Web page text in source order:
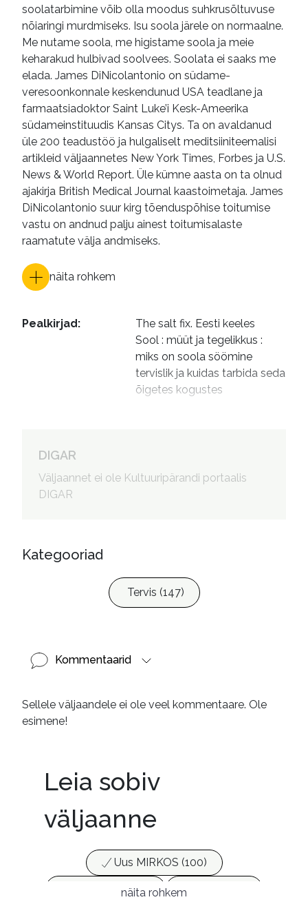
soolatarbimine võib olla moodus suhkrusõltuvuse
nõiaringi murdmiseks. Isu soola järele on normaalne.
Me nutame soola, me higistame soola ja meie
keharakud hulbivad soolvees. Soolata ei saaks me
elada. James DiNicolantonio on südame-
veresoonkonnale keskendunud USA teadlane ja
farmaatsiadoktor Saint Luke’i Kesk-Ameerika
südameinstituudis Kansas Citys. Ta on avaldanud
üle 200 teadustöö ja hulgaliselt meditsiiniteemalisi
artikleid väljaannetes New York Times, Forbes ja U.S.
News & World Report. Üle kümne aasta on ta olnud
ajakirja British Medical Journal kaastoimetaja. James
DiNicolantonio suur kirg tõenduspõhise toitumise
vastu on andnud palju ainest toitumisalaste
raamatute välja andmiseks.
näita rohkem
Pealkirjad:
The salt fix. Eesti keeles
Sool : müüt ja tegelikkus :
miks on soola söömine
tervislik ja kuidas tarbida seda
õigetes kogustes
DiNicolantonio, Megan,
DIGAR
Väljaannet ei ole Kultuuripärandi portaalis
DIGAR
Kategooriad
Tervis (147)
Kommentaarid
Sellele väljaandele ei ole veel kommentaare. Ole
esimene!
Leia sobiv
väljaanne
Uus MIRKOS (100)
Populaarsed (25)
Ajakirjad (17)
näita rohkem